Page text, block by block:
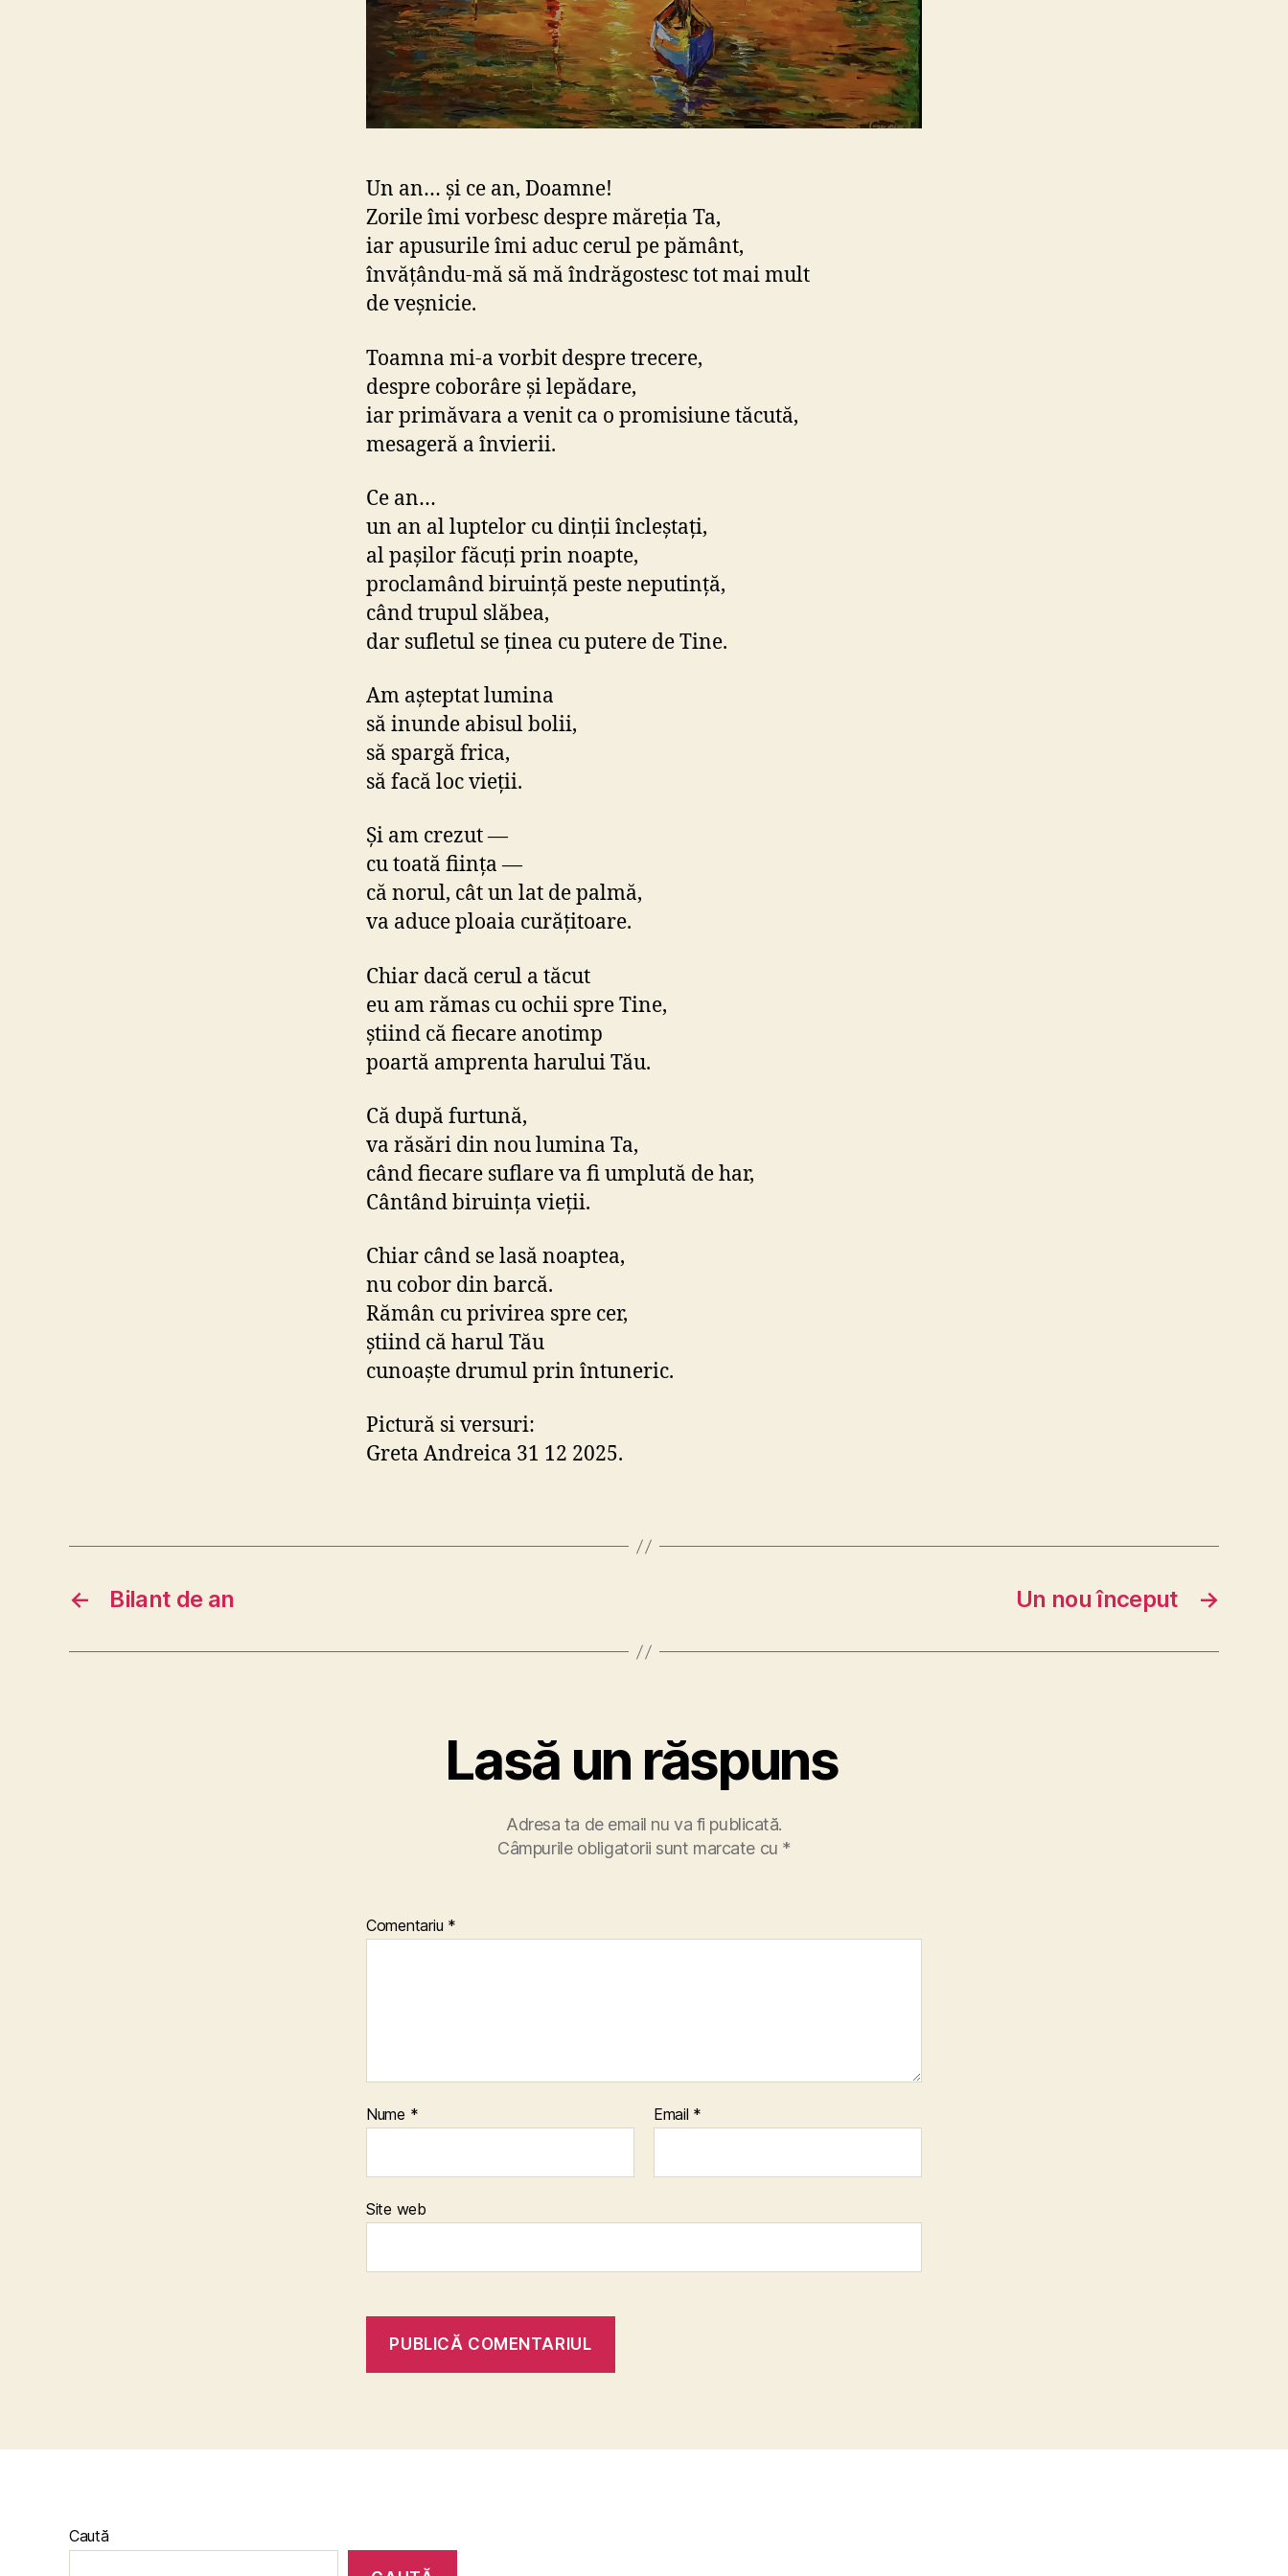
Un an… și ce an, Doamne!
Zorile îmi vorbesc despre măreția Ta,
iar apusurile îmi aduc cerul pe pământ,
învățându-mă să mă îndrăgostesc tot mai mult
de veșnicie.
Toamna mi-a vorbit despre trecere,
despre coborâre și lepădare,
iar primăvara a venit ca o promisiune tăcută,
mesageră a învierii.
Ce an…
un an al luptelor cu dinții încleștați,
al pașilor făcuți prin noapte,
proclamând biruință peste neputință,
când trupul slăbea,
dar sufletul se ținea cu putere de Tine.
Am așteptat lumina
să inunde abisul bolii,
să spargă frica,
să facă loc vieții.
Și am crezut —
cu toată ființa —
că norul, cât un lat de palmă,
va aduce ploaia curățitoare.
Chiar dacă cerul a tăcut
eu am rămas cu ochii spre Tine,
știind că fiecare anotimp
poartă amprenta harului Tău.
Că după furtună,
va răsări din nou lumina Ta,
când fiecare suflare va fi umplută de har,
Cântând biruința vieții.
Chiar când se lasă noaptea,
nu cobor din barcă.
Rămân cu privirea spre cer,
știind că harul Tău
cunoaște drumul prin întuneric.
Pictură si versuri:
Greta Andreica 31 12 2025.
← Bilant de an →
Un nou început
Lasă un răspuns
Adresa ta de email nu va fi publicată.
Câmpurile obligatorii sunt marcate cu *
Comentariu *
Nume * Email *
Site web
Caută